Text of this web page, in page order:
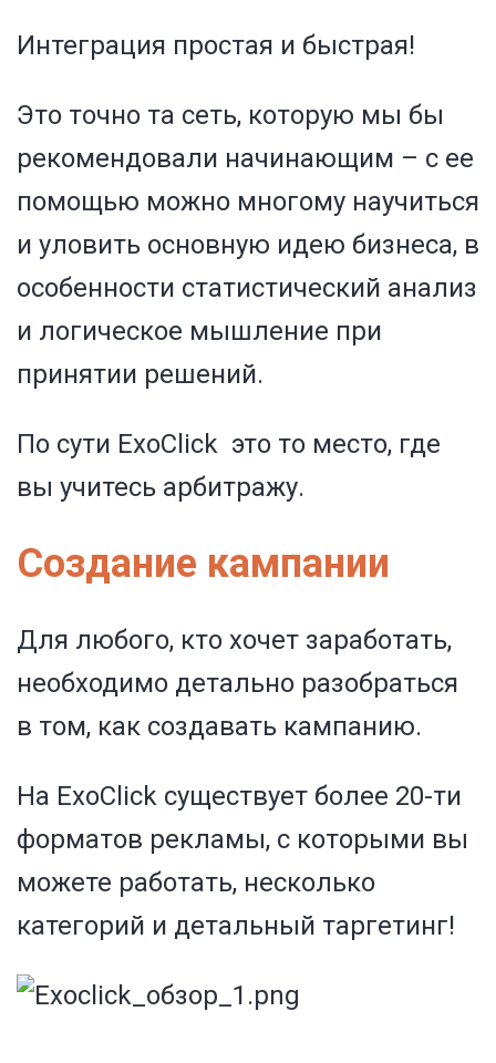
Интеграция простая и быстрая!
Это точно та сеть, которую мы бы
рекомендовали начинающим – с ее
помощью можно многому научиться
и уловить основную идею бизнеса, в
особенности статистический анализ
и логическое мышление при
принятии решений.
По сути ExoClick это то место, где
вы учитесь арбитражу.
Создание кампании
Для любого, кто хочет заработать,
необходимо детально разобраться
в том, как создавать кампанию.
На ExoClick существует более 20-ти
форматов рекламы, с которыми вы
можете работать, несколько
категорий и детальный таргетинг!